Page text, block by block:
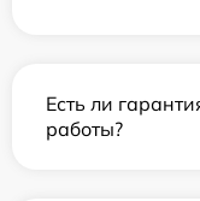
Есть ли
работы?